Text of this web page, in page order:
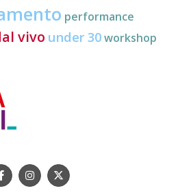
performance
vivo under 30workshop